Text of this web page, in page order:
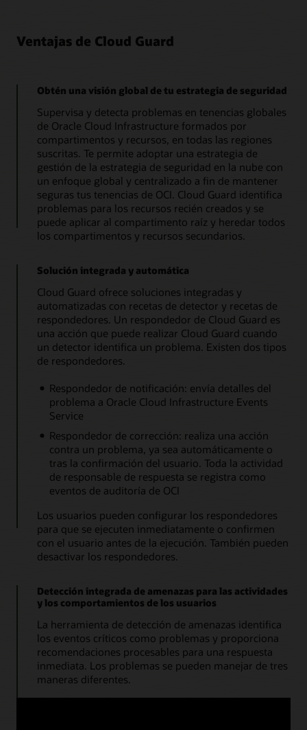
Ventajas de Cloud Guard
Obtén una visión global de tu estrategia de seguridad
Supervisa y detecta problemas en tenencias globales
de Oracle Cloud Infrastructure formados por
compartimentos y recursos, en todas las regiones
suscritas. Te permite adoptar una estrategia de
gestión de la estrategia de seguridad en la nube con
un enfoque global y centralizado a fin de mantener
seguras tus tenencias de OCI. Cloud Guard identifica
problemas para los recursos recién creados y se
puede aplicar al compartimento raíz y heredar todos
los compartimentos y recursos secundarios.
Solución integrada y automática
Cloud Guard ofrece soluciones integradas y
automatizadas con recetas de detector y recetas de
respondedores. Un respondedor de Cloud Guard es
una acción que puede realizar Cloud Guard cuando
un detector identifica un problema. Existen dos tipos
de respondedores.
Respondedor de notificación: envía detalles del
problema a Oracle Cloud Infrastructure Events
Service
Respondedor de corrección: realiza una acción
contra un problema, ya sea automáticamente o
tras la confirmación del usuario. Toda la actividad
de responsable de respuesta se registra como
eventos de auditoría de OCI
Los usuarios pueden configurar los respondedores
para que se ejecuten inmediatamente o confirmen
con el usuario antes de la ejecución. También pueden
desactivar los respondedores.
Detección integrada de amenazas para las actividades
y los comportamientos de los usuarios
La herramienta de detección de amenazas identifica
los eventos críticos como problemas y proporciona
recomendaciones procesables para una respuesta
inmediata. Los problemas se pueden manejar de tres
maneras diferentes.